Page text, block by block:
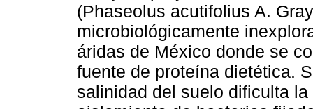
(Phaseolus acutifolius A.
microbiológicamente
áridas de México donde se
fuente de proteína dietética.
salinidad del suelo dificulta